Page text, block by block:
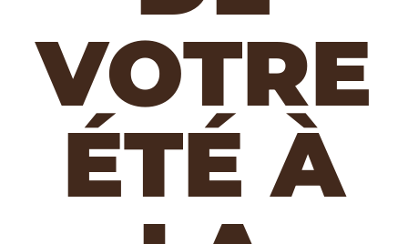
VOTRE
ÉTÉ À